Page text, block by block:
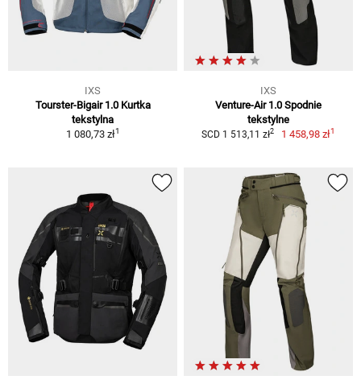
IXS
Tourster-Bigair 1.0 Kurtka
tekstylna
1 080,73 zł1
IXS
Venture-Air 1.0 Spodnie
tekstylne
SCD 1 513,11 zł2 1 458,98 zł1